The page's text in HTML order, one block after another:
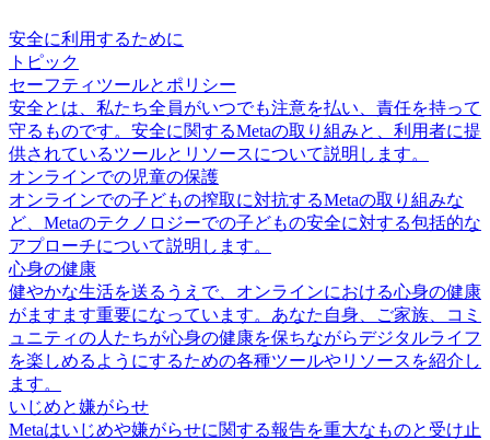
安全に利用するために
トピック
セーフティツールとポリシー
安全とは、私たち全員がいつでも注意を払い、責任を持って
守るものです。安全に関するMetaの取り組みと、利用者に提
供されているツールとリソースについて説明します。
オンラインでの児童の保護
オンラインでの子どもの搾取に対抗するMetaの取り組みな
ど、Metaのテクノロジーでの子どもの安全に対する包括的な
アプローチについて説明します。
心身の健康
健やかな生活を送るうえで、オンラインにおける心身の健康
がますます重要になっています。あなた自身、ご家族、コミ
ュニティの人たちが心身の健康を保ちながらデジタルライフ
を楽しめるようにするための各種ツールやリソースを紹介し
ます。
いじめと嫌がらせ
Metaはいじめや嫌がらせに関する報告を重大なものと受け止